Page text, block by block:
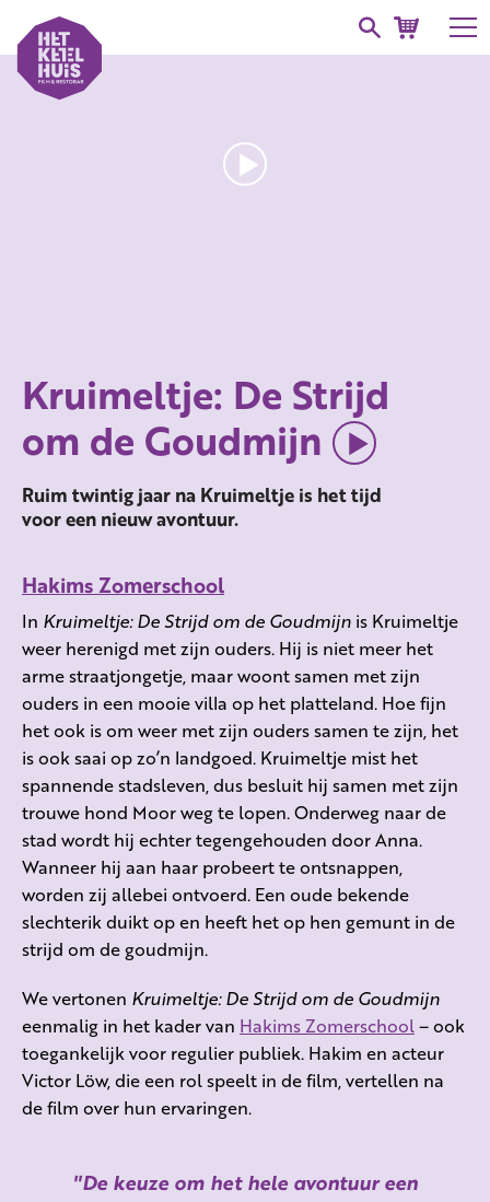
Kruimeltje: De Strijd
om de Goudmijn
Ruim twintig jaar na Kruimeltje is het tijd
voor een nieuw avontuur.
Hakims Zomerschool
In Kruimeltje: De Strijd om de Goudmijn is Kruimeltje
weer herenigd met zijn ouders. Hij is niet meer het
arme straatjongetje, maar woont samen met zijn
ouders in een mooie villa op het platteland. Hoe fijn
het ook is om weer met zijn ouders samen te zijn, het
is ook saai op zo’n landgoed. Kruimeltje mist het
spannende stadsleven, dus besluit hij samen met zijn
trouwe hond Moor weg te lopen. Onderweg naar de
stad wordt hij echter tegengehouden door Anna.
Wanneer hij aan haar probeert te ontsnappen,
worden zij allebei ontvoerd. Een oude bekende
slechterik duikt op en heeft het op hen gemunt in de
strijd om de goudmijn.
We vertonen Kruimeltje: De Strijd om de Goudmijn
eenmalig in het kader van Hakims Zomerschool– ook
toegankelijk voor regulier publiek. Hakim en acteur
Victor Löw, die een rol speelt in de film, vertellen na
de film over hun ervaringen.
De keuze om het hele avontuur een